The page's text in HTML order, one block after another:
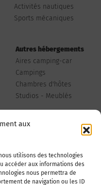
aux
utilisons des technologies
accéder aux informations des
nous permettra de
de navigation ou les ID
Activités nautiques
Sports mécaniques
Autres hébergements
Aires camping-car
Campings
Chambres d'hôtes
Studios - Meublés
Publiez votre annonce